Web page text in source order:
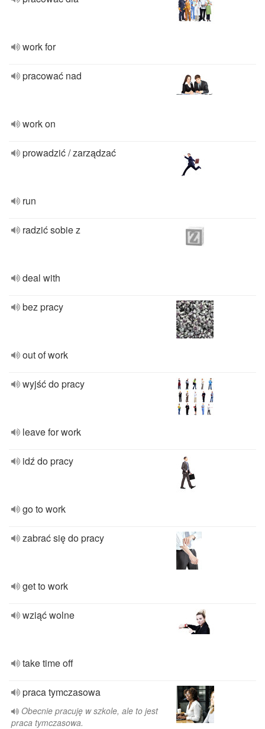
work for
pracować nad
work on
prowadzić / zarządzać
run
radzić sobie z
deal with
bez pracy
out of work
wyjść do pracy
leave for work
idź do pracy
go to work
zabrać się do pracy
get to work
wziąć wolne
take time off
praca tymczasowa
Obecnie pracuję w szkole, ale to jest
praca tymczasowa.